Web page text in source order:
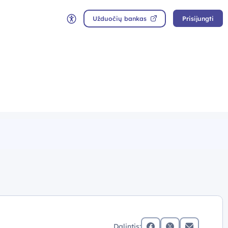
Neįgaliųjų rėžimas
Užduočių bankas Prisijungti